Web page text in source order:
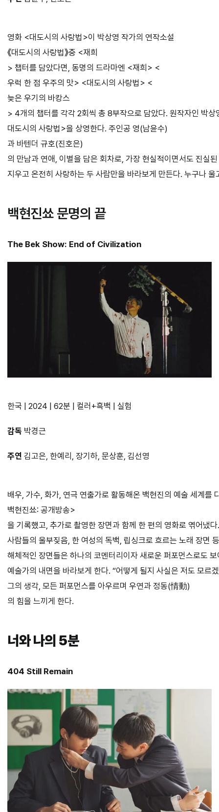
영화 <대도시의 사랑법>이 박상영 작가의 연작소설
《대도시의 사랑법》중 <재희
> 챕터를 담았다면, 동명의 드라마엔 <재희> <
우럭 한 점 우주의 맛> <대도시의 사랑법> <
늦은 우기의 바캉스
> 4개의 챕터를 각각 2회씩 총 8부작으로 담았다. 원작자인 박
대도시의 사랑법>을 상영한다. 주인공 영(남윤수)
과 바텐더 규호(진호은)
의 만남과 연애, 이별을 담은 회차로, 가장 현실적이면서도 진실
지우고 온전히 사랑하는 두 사람만을 바라보게 만든다. 누구나
백현진쑈 문명의 끝
The Bek Show: End of Civilization
한국 | 2024 | 62분 | 컬러+흑백 | 실험
감독 박경근
주연 김고은, 한예리, 장기하, 문상훈, 김선영
배우, 가수, 화가, 연극 연출가로 활동해온 백현진의 예술 세계
백현진쑈: 공개방송>
을 기록했고, 추가로 촬영한 장면과 함께 한 편의 영화로 엮어냈
사람들의 울부짖음, 한 여성의 독백, 립싱크로 흐르는 노래 장면
해체적인 장면들은 하나의 코멘터리이자 새로운 퍼포먼스로도
예술가의 내면을 바라보게 한다. “어떻게 될지 사실은 저도 모르
그의 생각, 모든 퍼포먼스를 아우르며 우연과 정동(情動)
의 힘을 느끼게 한다.
너와 나의 5분
404 Still Remain